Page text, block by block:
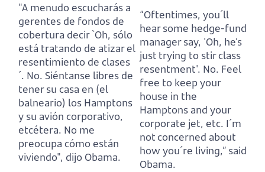
"A menudo escucharás a
gerentes de fondos de
cobertura decir `Oh, sólo
está tratando de atizar el
resentimiento de clases
´. No. Siéntanse libres de
tener su casa en (el
balneario) los Hamptons
y su avión corporativo,
etcétera. No me
preocupa cómo están
viviendo", dijo Obama.
“Oftentimes, you´ll
hear some hedge-fund
manager say, 'Oh, he’s
just trying to stir class
resentment'. No. Feel
free to keep your
house in the
Hamptons and your
corporate jet, etc. I´m
not concerned about
how you´re living,” said
Obama.